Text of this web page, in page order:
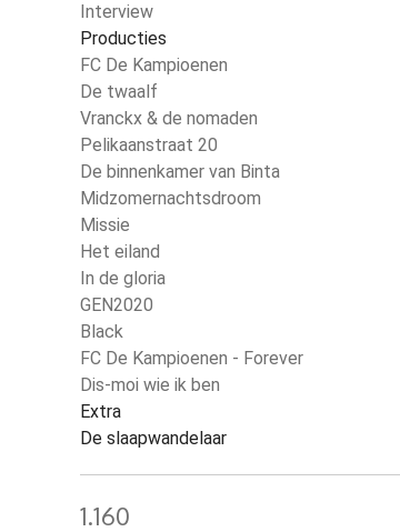
Interview
Producties
FC De Kampioenen
De twaalf
Vranckx & de nomaden
Pelikaanstraat 20
De binnenkamer van Binta
Midzomernachtsdroom
Missie
Het eiland
In de gloria
GEN2020
Black
FC De Kampioenen - Forever
Dis-moi wie ik ben
Extra
De slaapwandelaar
1.160